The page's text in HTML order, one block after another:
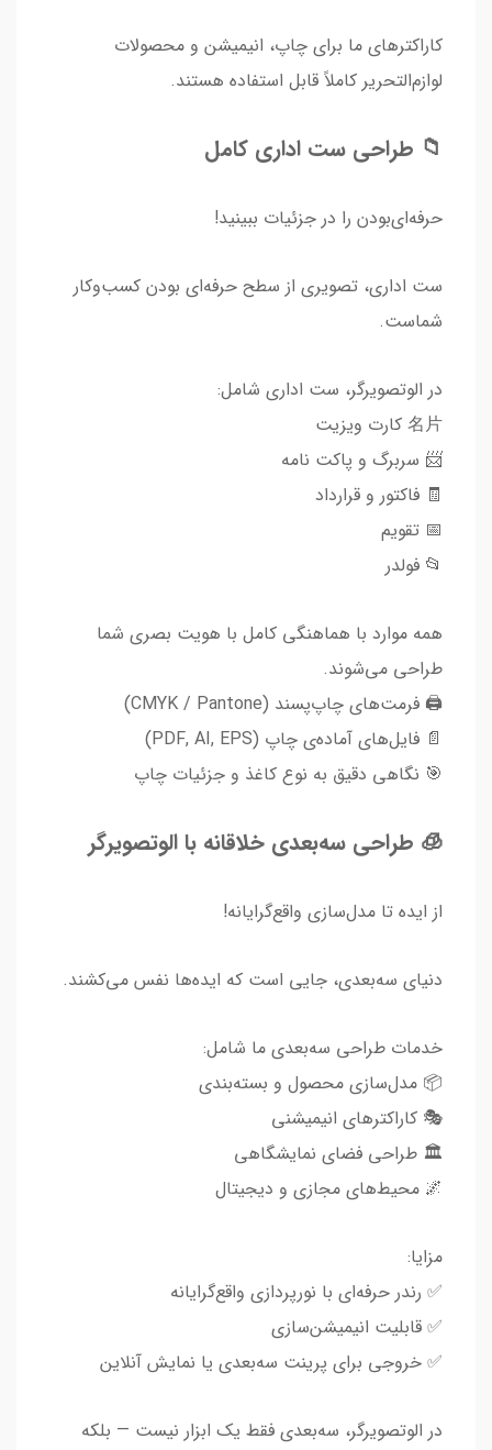
کاراکترهای ما برای چاپ، انیمیشن و محصولات
لوازم‌التحریر کاملاً قابل استفاده هستند.
📁 طراحی ست اداری کامل
حرفه‌ای‌بودن را در جزئیات ببینید!
ست اداری، تصویری از سطح حرفه‌ای بودن کسب‌وکار
شماست.
در الوتصویرگر، ست اداری شامل:
名片 کارت ویزیت
📨 سربرگ و پاکت نامه
🧾 فاکتور و قرارداد
📅 تقویم
📂 فولدر
همه موارد با هماهنگی کامل با هویت بصری شما
طراحی می‌شوند.
🖨️ فرمت‌های چاپ‌پسند (CMYK / Pantone)
📄 فایل‌های آماده‌ی چاپ (PDF, AI, EPS)
🎯 نگاهی دقیق به نوع کاغذ و جزئیات چاپ
🧊 طراحی سه‌بعدی خلاقانه با الوتصویرگر
از ایده تا مدل‌سازی واقع‌گرایانه!
دنیای سه‌بعدی، جایی است که ایده‌ها نفس می‌کشند.
خدمات طراحی سه‌بعدی ما شامل:
📦 مدل‌سازی محصول و بسته‌بندی
🎭 کاراکترهای انیمیشنی
🏛️ طراحی فضای نمایشگاهی
🌌 محیط‌های مجازی و دیجیتال
مزایا:
✅ رندر حرفه‌ای با نورپردازی واقع‌گرایانه
✅ قابلیت انیمیشن‌سازی
✅ خروجی برای پرینت سه‌بعدی یا نمایش آنلاین
در الوتصویرگر، سه‌بعدی فقط یک ابزار نیست — بلکه